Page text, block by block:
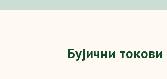
Бујични токови